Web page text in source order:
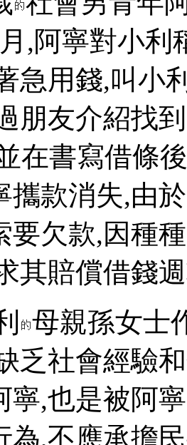
,阿寧對小利
急用錢,叫小
朋友介紹找
在書寫借條
攜款消失,由
要欠款,因種
其賠償借錢
母親孫女士
乏社會經驗
寧,也是被阿
為,不應承擔